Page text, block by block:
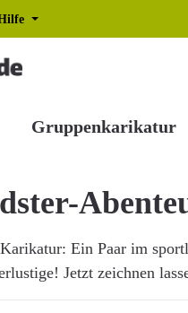
Gruppenkarikatur
Ein Paar im
Jetzt zeichnen